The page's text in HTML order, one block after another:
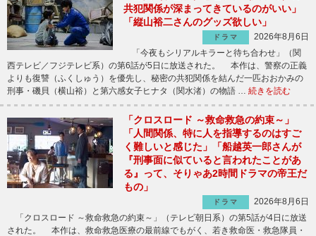
共犯関係が深まってきているのがいい」
「縦山裕二さんのグッズ欲しい」
ドラマ
2026年8月6日
「今夜もシリアルキラーと待ち合わせ」（関
西テレビ／フジテレビ系）の第6話が5日に放送された。 本作は、警察の正義
よりも復讐（ふくしゅう）を優先し、秘密の共犯関係を結んだ一匹おおかみの
刑事・磯貝（横山裕）と第六感女子ヒナタ（関水渚）の物語 … 続きを読む
「クロスロード ～救命救急の約束～」
「人間関係、特に人を指導するのはすご
く難しいと感じた」「船越英一郎さんが
『刑事面に似ていると言われたことがあ
る』って、そりゃあ2時間ドラマの帝王だ
もの」
ドラマ
2026年8月6日
「クロスロード ～救命救急の約束～」（テレビ朝日系）の第5話が4日に放送
された。 本作は、救命救急医療の最前線でもがく、若き救命医・救急隊員・